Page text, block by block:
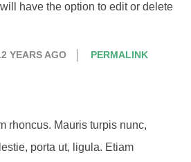
have the option to edit or delete
YEARS AGO PERMALINK
rhoncus. Mauris turpis nunc,
porta ut, ligula. Etiam